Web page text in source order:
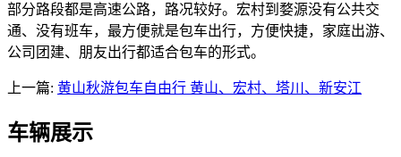
部分路段都是高速公路，路况较好。宏村到婺源没有公共交
通、没有班车，最方便就是包车出行，方便快捷，家庭出游、
公司团建、朋友出行都适合包车的形式。
上一篇: 黄山秋游包车自由行 黄山、宏村、塔川、新安江
车辆展示